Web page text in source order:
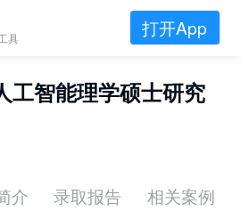
具 打开App
工智能理学硕士研究
介 录取报告 相关案例